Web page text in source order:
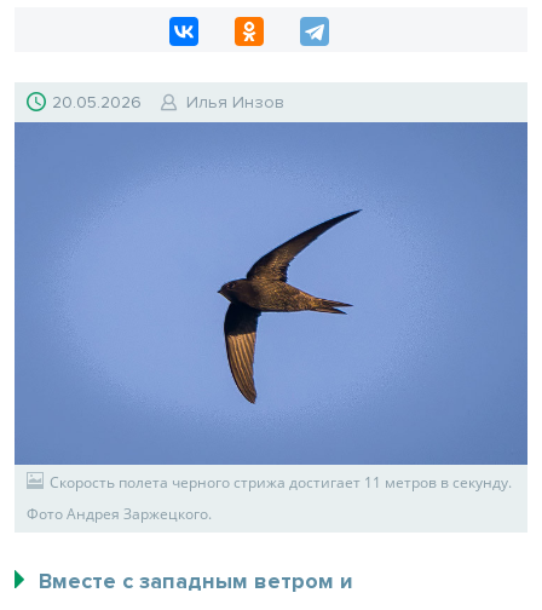
20.05.2026 Илья Инзов
Скорость полета черного стрижа достигает 11 метров в секунду.
Фото Андрея Заржецкого.
Вместе с западным ветром и